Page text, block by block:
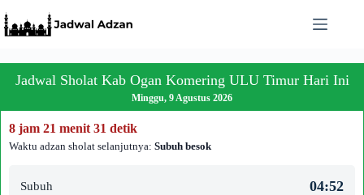
to
content
Jadwal Sholat Kab Ogan Komering ULU Timur Hari Ini
Minggu, 9 Agustus 2026
8 jam 21 menit 31 detik
Waktu adzan sholat selanjutnya: Subuh besok
Subuh 04:52